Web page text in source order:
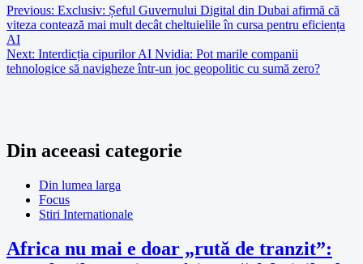
Previous: Exclusiv: Șeful Guvernului Digital din Dubai afirmă că
viteza contează mai mult decât cheltuielile în cursa pentru eficiența
AI
Next: Interdicția cipurilor AI Nvidia: Pot marile companii
tehnologice să navigheze într-un joc geopolitic cu sumă zero?
Din aceeasi categorie
Din lumea larga
Focus
Stiri Internationale
Africa nu mai e doar „rută de tranzit”: